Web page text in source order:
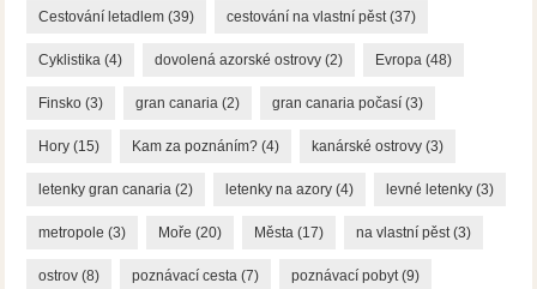
Cestování letadlem (39) cestování na vlastní pěst(37)
Cyklistika (4) dovolená azorské ostrovy (2) Evropa (48)
Finsko (3) gran canaria (2) gran canaria počasí (3)
Hory (15) Kam za poznáním? (4) kanárské ostrovy (3)
letenky gran canaria (2) letenky na azory (4) levné letenky (3)
metropole (3) Moře (20) Města (17) na vlastní pěst(3)
ostrov (8) poznávací cesta (7) poznávací pobyt(9)